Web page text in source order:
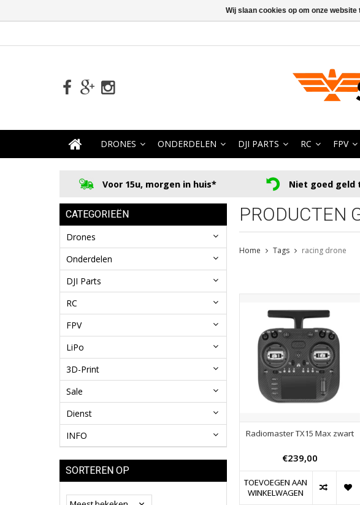
DRONES ONDERDELEN DJI PARTS RC FPV
Voor 15u, morgen in huis* Niet goed geld
CATEGORIEËN
Drones
Onderdelen
DJI Parts
RC
FPV
LiPo
3D-Print
Sale
Dienst
INFO
SORTEREN OP
PRODUCTEN
Home Tags racing drone
Radiomaster TX15 Max zwart
€239,00
TOEVOEGEN AAN
WINKELWAGEN
Wij slaan cookies op om onze